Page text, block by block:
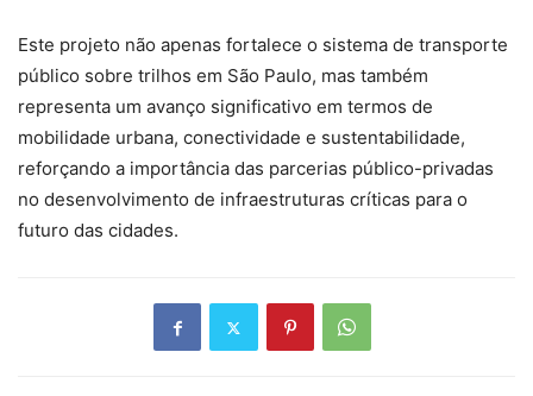
Este projeto não apenas fortalece o sistema de transporte
público sobre trilhos em São Paulo, mas também
representa um avanço significativo em termos de
mobilidade urbana, conectividade e sustentabilidade,
reforçando a importância das parcerias público-privadas
no desenvolvimento de infraestruturas críticas para o
futuro das cidades.